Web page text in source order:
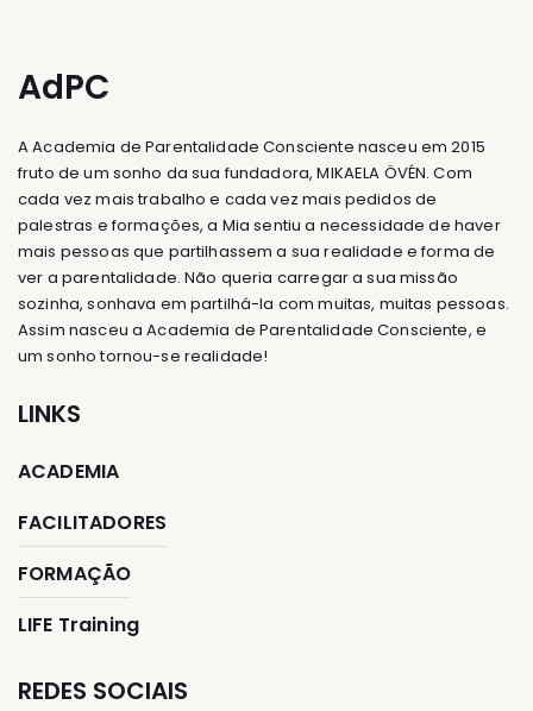
AdPC
A Academia de Parentalidade Consciente nasceu em 2015
fruto de um sonho da sua fundadora, MIKAELA ÖVÉN. Com
cada vez mais trabalho e cada vez mais pedidos de
palestras e formações, a Mia sentiu a necessidade de haver
mais pessoas que partilhassem a sua realidade e forma de
ver a parentalidade. Não queria carregar a sua missão
sozinha, sonhava em partilhá-la com muitas, muitas pessoas.
Assim nasceu a Academia de Parentalidade Consciente, e
um sonho tornou-se realidade!
LINKS
ACADEMIA
FACILITADORES
FORMAÇÃO
LIFE Training
REDES SOCIAIS